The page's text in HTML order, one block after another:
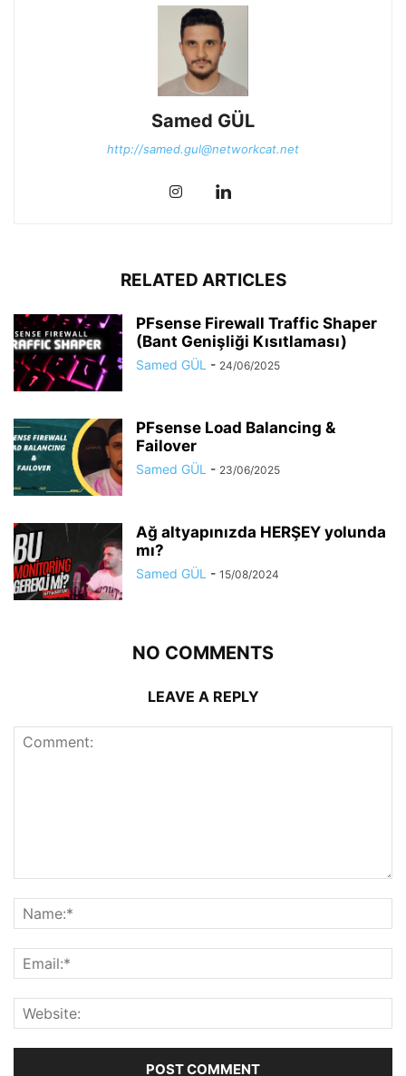
Samed GÜL
http://samed.gul@networkcat.net
RELATED ARTICLES
PFsense Firewall Traffic Shaper
(Bant Genişliği Kısıtlaması)
Samed GÜL - 24/06/2025
PFsense Load Balancing &
Failover
Samed GÜL - 23/06/2025
Ağ altyapınızda HERŞEY yolunda
mı?
Samed GÜL - 15/08/2024
NO COMMENTS
LEAVE A REPLY